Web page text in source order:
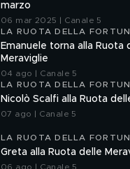
marzo
06 mar 2025 | Canale 5
LA RUOTA DELLA
Emanuele torna alla Ruota
Meraviglie
04 ago | Canale 5
LA RUOTA DELLA
Nicolò Scalfi alla Ruota
07 ago | Canale 5
LA RUOTA DELLA
Greta alla Ruota delle
06 ago | Canale 5